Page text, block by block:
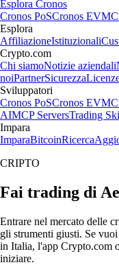
Esplora Cronos
Cronos PoSCronos EVM
Esplora
AffiliazioneIstituzionali
Crypto.com
Chi siamoNotizie aziendali
noiPartnerSicurezza
Sviluppatori
Cronos PoSCronos EVM
AIMCP ServersTrading
Impara
ImparaBitcoinRicerca
CRIPTO
Fai trading di
Entrare nel mercato delle
gli strumenti giusti. Se
in Italia, l'app Crypto.com
iniziare.